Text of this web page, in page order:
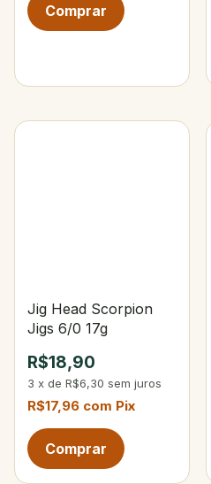
Jig Head Scorpion
Jigs 6/0 17g
R$18,90
3 x de R$6,30 sem juros
R$17,96 com Pix